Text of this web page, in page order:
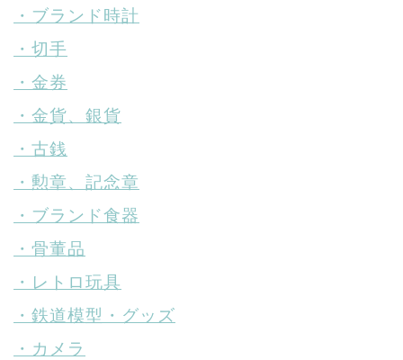
・ブランド時計
・切手
・金券
・金貨、銀貨
・古銭
・勲章、記念章
・ブランド食器
・骨董品
・レトロ玩具
・鉄道模型・グッズ
・カメラ